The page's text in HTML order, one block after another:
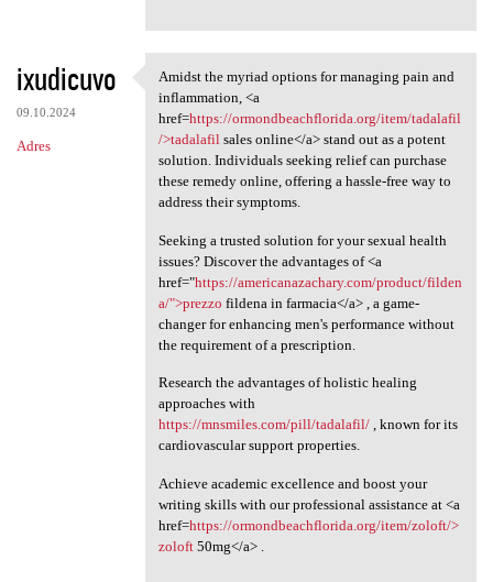
ixudicuvo
09.10.2024
Adres
Amidst the myriad options for
Amidst the myriad options for managing pain and
inflammation, <a
href=https://ormondbeachflorida.org/item/tadalafil
/>tadalafil sales online</a> stand out as a potent
solution. Individuals seeking relief can purchase
these remedy online, offering a hassle-free way to
address their symptoms.
Seeking a trusted solution for your sexual health
issues? Discover the advantages of <a
href="https://americanazachary.com/product/filden
a/">prezzo fildena in farmacia</a> , a game-
changer for enhancing men's performance without
the requirement of a prescription.
Research the advantages of holistic healing
approaches with
https://mnsmiles.com/pill/tadalafil/, known for its
cardiovascular support properties.
Achieve academic excellence and boost your
writing skills with our professional assistance at <a
href=https://ormondbeachflorida.org/item/zoloft/>
zoloft50mg</a> .